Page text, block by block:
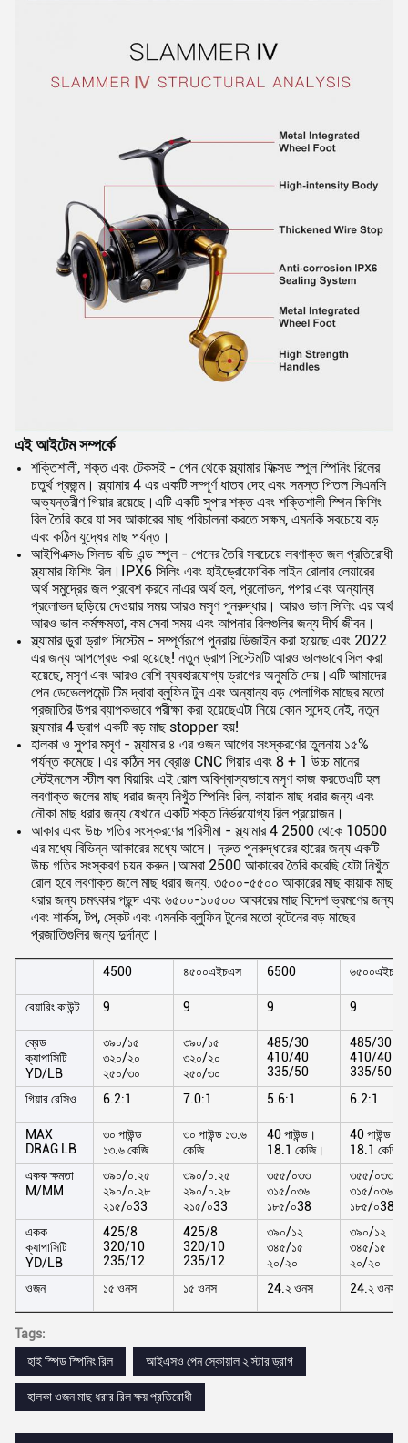
এই আইটেম সম্পর্কে
শক্তিশালী, শক্ত এবং টেকসই - পেন থেকে স্ল্যামার ফিক্সড স্পুল স্পিনিং রিলের
চতুর্থ প্রজন্ম। স্ল্যামার 4 এর একটি সম্পূর্ণ ধাতব দেহ এবং সমস্ত পিতল সিএনসি
অভ্যন্তরীণ গিয়ার রয়েছে।এটি একটি সুপার শক্ত এবং শক্তিশালী স্পিন ফিশিং
রিল তৈরি করে যা সব আকারের মাছ পরিচালনা করতে সক্ষম, এমনকি সবচেয়ে বড়
এবং কঠিন যুদ্ধের মাছ পর্যন্ত।
আইপিএক্স৬ সিলড বডি এন্ড স্পুল - পেনের তৈরি সবচেয়ে লবণাক্ত জল প্রতিরোধী
স্ল্যামার ফিশিং রিল।IPX6 সিলিং এবং হাইড্রোফোবিক লাইন রোলার লেয়ারের
অর্থ সমুদ্রের জল প্রবেশ করবে নাএর অর্থ হল, প্রলোভন, পপার এবং অন্যান্য
প্রলোভন ছড়িয়ে দেওয়ার সময় আরও মসৃণ পুনরুদ্ধার। আরও ভাল সিলিং এর অর্থ
আরও ভাল কর্মক্ষমতা, কম সেবা সময় এবং আপনার রিলগুলির জন্য দীর্ঘ জীবন।
স্ল্যামার ডুরা ড্রাগ সিস্টেম - সম্পূর্ণরূপে পুনরায় ডিজাইন করা হয়েছে এবং 2022
এর জন্য আপগ্রেড করা হয়েছে! নতুন ড্রাগ সিস্টেমটি আরও ভালভাবে সিল করা
হয়েছে, মসৃণ এবং আরও বেশি ব্যবহারযোগ্য ড্রাগের অনুমতি দেয়।এটি আমাদের
পেন ডেভেলপমেন্ট টিম দ্বারা ব্লুফিন টুন এবং অন্যান্য বড় পেলাগিক মাছের মতো
প্রজাতির উপর ব্যাপকভাবে পরীক্ষা করা হয়েছেএটা নিয়ে কোন সন্দেহ নেই, নতুন
স্ল্যামার 4 ড্রাগ একটি বড় মাছ stopper হয়!
হালকা ও সুপার মসৃণ - স্ল্যামার ৪ এর ওজন আগের সংস্করণের তুলনায় ১৫%
পর্যন্ত কমেছে।এর কঠিন সব ব্রোঞ্জ CNC গিয়ার এবং 8 + 1 উচ্চ মানের
স্টেইনলেস স্টীল বল বিয়ারিং এই রোল অবিশ্বাস্যভাবে মসৃণ কাজ করতেএটি হল
লবণাক্ত জলের মাছ ধরার জন্য নিখুঁত স্পিনিং রিল, কায়াক মাছ ধরার জন্য এবং
নৌকা মাছ ধরার জন্য যেখানে একটি শক্ত নির্ভরযোগ্য রিল প্রয়োজন।
আকার এবং উচ্চ গতির সংস্করণের পরিসীমা - স্ল্যামার 4 2500 থেকে 10500
এর মধ্যে বিভিন্ন আকারের মধ্যে আসে। দ্রুত পুনরুদ্ধারের হারের জন্য একটি
উচ্চ গতির সংস্করণ চয়ন করুন।আমরা 2500 আকারের তৈরি করেছি যেটা নিখুঁত
রোল হবে লবণাক্ত জলে মাছ ধরার জন্য. ৩৫০০-৫৫০০ আকারের মাছ কায়াক মাছ
ধরার জন্য চমৎকার পছন্দ এবং ৬৫০০-১০৫০০ আকারের মাছ বিদেশ ভ্রমণের জন্য
এবং শার্কস, টপ, স্কেট এবং এমনকি ব্লুফিন টুনের মতো বৃটেনের বড় মাছের
প্রজাতিগুলির জন্য দুর্দান্ত।
4500 ৪৫০০এইচএস 6500 ৬৫০০এইচএস
বেয়ারিং কাউন্ট 9 9 9 9
ব্রেড
ক্যাপাসিটি
YD/LB
৩৯০/১৫
৩২০/২০
২৫০/৩০
৩৯০/১৫
৩২০/২০
২৫০/৩০
485/30
410/40
335/50
485/30
410/40
335/50
গিয়ার রেসিও
6.2:1 7.0:1 5.6:1 6.2:1
MAX
DRAG LB
৩০ পাউন্ড
১৩.৬ কেজি
৩০ পাউন্ড ১৩.৬
কেজি
40 পাউন্ড।
18.1 কেজি।
40 পাউন্ড।
18.1 কেজি।
একক ক্ষমতা
M/MM
৩৯০/০.২৫
২৯০/০.২৮
২১৫/০33
৩৯০/০.২৫
২৯০/০.২৮
২১৫/০33
৩৫৫/০৩৩
৩১৫/০৩৬
১৮৫/০38
৩৫৫/০৩৩
৩১৫/০৩৬
১৮৫/০38
একক
ক্যাপাসিটি
YD/LB
425/8
320/10
235/12
425/8
320/10
235/12
৩৯০/১২
৩৪৫/১৫
২০/২০
৩৯০/১২
৩৪৫/১৫
২০/২০
ওজন
১৫ ওনস ১৫ ওনস 24.২ ওনস 24.২ ওনস
Tags:
হাই স্পিড স্পিনিং রিল
আইএসও পেন স্কোয়াল ২ স্টার ড্রাগ
হালকা ওজন মাছ ধরার রিল ক্ষয় প্রতিরোধী